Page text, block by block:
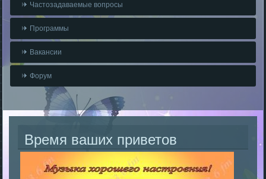
Частозадаваемые вопросы
Программы
Вакансии
Форум
Время ваших приветов